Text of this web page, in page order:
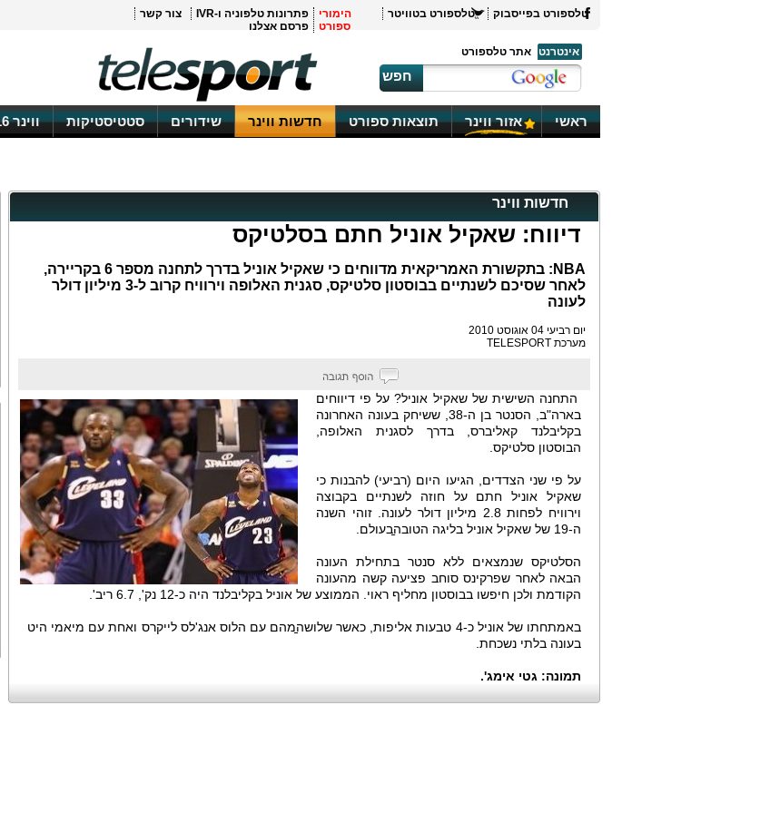
טלספורט בפייסבוק טלספורט בטוויטר
הימורי
ספורט
פתרונות טלפוניה ו-IVR
צור קשר
פרסם אצלנו
אינטרנט
אתר טלספורט
חפש
ראשי אזור ווינר תוצאות ספורט חדשות ווינר שידורים סטטיסטיקות ווינר 16
חדשות ווינר
דיווח: שאקיל אוניל חתם בסלטיקס
NBA: בתקשורת האמריקאית מדווחים כי שאקיל אוניל בדרך לתחנה מספר 6 בקריירה,
לאחר שסיכם לשנתיים בבוסטון סלטיקס, סגנית האלופה וירוויח קרוב ל-3 מיליון דולר
לעונה
יום רביעי 04 אוגוסט 2010
מערכת TELESPORT
התחנה השישית של שאקיל אוניל? על פי דיווחים
בארה"ב, הסנטר בן ה-38, ששיחק בעונה האחרונה
בקליבלנד קאליברס, בדרך לסגנית האלופה,
הבוסטון סלטיקס.
על פי שני הצדדים, הגיעו היום (רביעי) להבנות כי
שאקיל אוניל חתם על חוזה לשנתיים בקבוצה
וירוויח לפחות 2.8 מיליון דולר לעונה. זוהי השנה
ה-19 של שאקיל אוניל בליגה הטובה̠בעולם.
הסלטיקס שנמצאים ללא סנטר בתחילת העונה
הבאה לאחר שפרקינס סוחב פציעה קשה מהעונה
הקודמת ולכן חיפשו בבוסטון מחליף ראוי. הממוצע של אוניל בקליבלנד היה כ-12 נק', 6.7 ריב'.
באמתחתו של אוניל כ-4 טבעות אליפות, כאשר שלושה̠מהם עם הלוס אנג'לס לייקרס ואחת עם מיאמי היט
בעונה בלתי נשכחת.
תמונה: גטי אימג'.